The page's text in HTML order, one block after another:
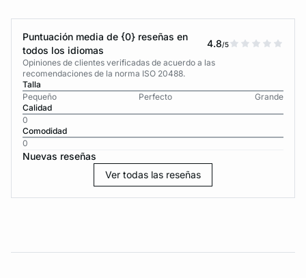
Puntuación media de {0} reseñas en
todos los idiomas
4.8/5
Opiniones de clientes verificadas de acuerdo a las
recomendaciones de la norma ISO 20488.
Talla
Pequeño
Perfecto
Grande
Calidad
0
Comodidad
0
Nuevas reseñas
Ver todas las reseñas